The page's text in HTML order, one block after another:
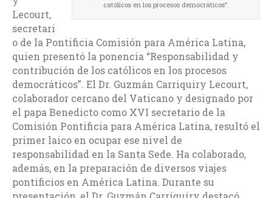
católicos en los procesos democráticos”.
Lecourt,
secretari
o de la Pontificia Comisión para América Latina,
quien presentó la ponencia “Responsabilidad y
contribución de los católicos en los procesos
democráticos”. El Dr. Guzmán Carriquiry Lecourt,
colaborador cercano del Vaticano y designado por
el papa Benedicto como XVI secretario de la
Comisión Pontificia para América Latina, resultó el
primer laico en ocupar ese nivel de
responsabilidad en la Santa Sede. Ha colaborado,
además, en la preparación de diversos viajes
pontificios en América Latina. Durante su